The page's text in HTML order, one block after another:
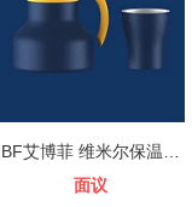
面议